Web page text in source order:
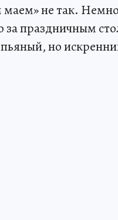
маем» не так.
за праздничным
но